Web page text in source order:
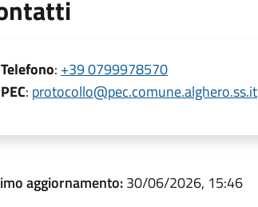
Telefono: +39 0799978570
PEC: protocollo@pec.comune.alghero.ss.it
aggiornamento:30/06/2026, 15:46